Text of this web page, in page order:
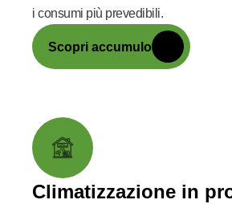
i consumi più prevedibili.
Scopri accumulo
Climatizzazione in